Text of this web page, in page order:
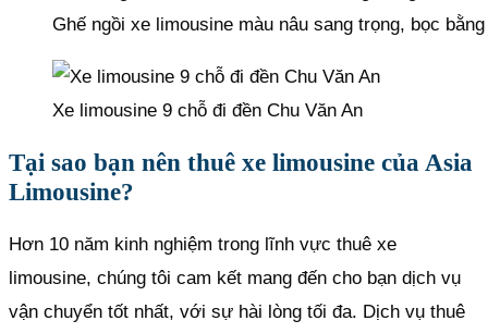
Ghế ngồi xe limousine màu nâu sang trọng, bọc
Xe limousine 9 chỗ đi đền Chu Văn An
Tại sao bạn nên thuê xe limousine của Asia
Limousine?
Hơn 10 năm kinh nghiệm trong lĩnh vực thuê xe
limousine, chúng tôi cam kết mang đến cho bạn dịch vụ
vận chuyển tốt nhất, với sự hài lòng tối đa. Dịch vụ thuê